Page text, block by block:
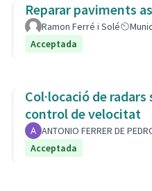
Reparar paviments
Ramon Ferré i Solé
Acceptada
Col·locació de
control de velocitat
ANTONIO FERRER DE
Acceptada